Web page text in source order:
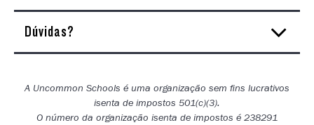
Dúvidas?
A Uncommon Schools é uma organização sem fins lucrativos
isenta de impostos 501(c)(3).
O número da organização isenta de impostos é 238291